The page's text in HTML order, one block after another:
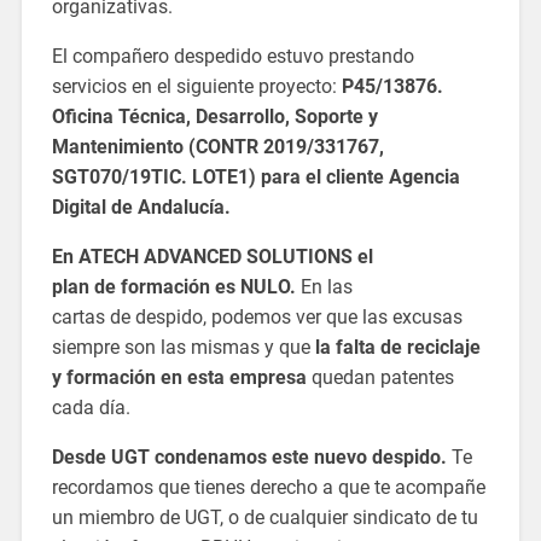
organizativas.
El compañero despedido estuvo prestando
servicios en el siguiente proyecto: P45/13876.
Oficina Técnica, Desarrollo, Soporte y
Mantenimiento (CONTR 2019/331767,
SGT070/19TIC. LOTE1) para el cliente Agencia
Digital deAndalucía.
En ATECH ADVANCED SOLUTIONS el
plan deformación es NULO. En las
cartas de despido, podemos ver que las excusas
siempre son las mismas y que la falta dereciclaje
y formación en esta empresa quedan patentes
cada día.
Desde UGTcondenamos este nuevo despido. Te
recordamos que tienes derecho a que te acompañe
un miembro de UGT, o decualquier sindicato detu